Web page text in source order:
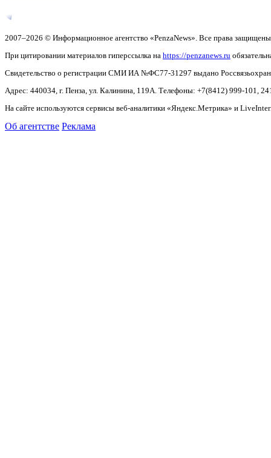
2007–2026 © Информационное агентство «PenzaNews». Все права
При цитировании материалов гиперссылка на https://penzanews.ru
Свидетельство о регистрации СМИ ИА №ФС77-31297 выдано
Адрес: 440034, г. Пенза, ул. Калинина, 119А. Телефоны: +7(8412) 999-101,
На сайте используются сервисы веб-аналитики «Яндекс.Метрика» и
Об агентстве Реклама